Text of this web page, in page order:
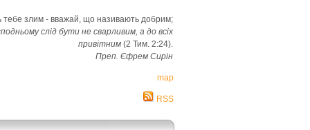
тебе злим - вважай, що називають добрим;
слід бути не сварливим, а до всіх
привітним (2 Тим. 2:24).
Преп. Єфрем Сирін
map
RSS